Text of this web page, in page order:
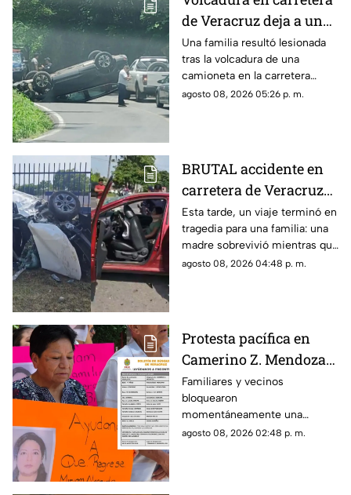
de Veracruz deja a una
familia lesionada
Una familia resultó lesionada
tras la volcadura de una
camioneta en la carretera
Fortín-Orizaba, donde la
agosto 08, 2026 05:26 p. m.
BRUTAL accidente en
carretera de Veracruz
deja a joven MUERTO y
a su madre gravemente
herida; buscan a sus
familiares
Esta tarde, un viaje terminó en
tragedia para una familia: una
madre sobrevivió mientras que
su hijo murió tras el fuerte
agosto 08, 2026 04:48 p. m.
Protesta pacífica en
Camerino Z. Mendoza
por desaparición de
comerciante; ¿qué exige
su familia?
Familiares y vecinos
bloquearon
momentáneamente una
avenida de Camerino Z.
agosto 08, 2026 02:48 p. m.